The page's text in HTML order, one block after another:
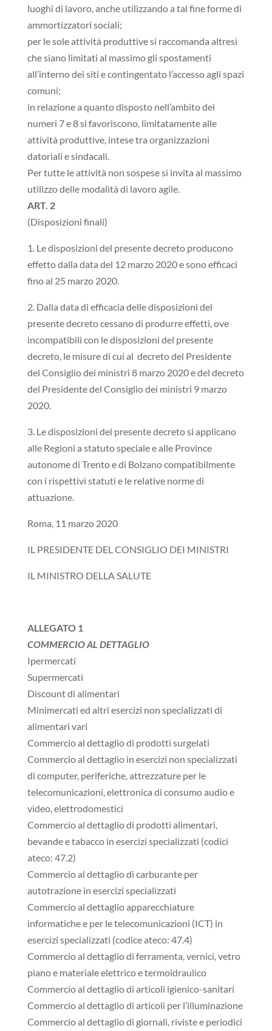
luoghi di lavoro, anche utilizzando a tal fine forme di
ammortizzatori sociali;
per le sole attività produttive si raccomanda altresì
che siano limitati al massimo gli spostamenti
all’interno dei siti e contingentato l’accesso agli spazi
comuni;
in relazione a quanto disposto nell’ambito dei
numeri 7 e 8 si favoriscono, limitatamente alle
attività produttive, intese tra organizzazioni
datoriali e sindacali.
Per tutte le attività non sospese si invita al massimo
utilizzo delle modalità di lavoro agile.
ART. 2
(Disposizioni finali)
1. Le disposizioni del presente decreto producono
effetto dalla data del 12 marzo 2020 e sono efficaci
fino al 25 marzo 2020.
2. Dalla data di efficacia delle disposizioni del
presente decreto cessano di produrre effetti, ove
incompatibili con le disposizioni del presente
decreto, le misure di cui al decreto del Presidente
del Consiglio dei ministri 8 marzo 2020 e del decreto
del Presidente del Consiglio dei ministri 9 marzo
2020.
3. Le disposizioni del presente decreto si applicano
alle Regioni a statuto speciale e alle Province
autonome di Trento e di Bolzano compatibilmente
con i rispettivi statuti e le relative norme di
attuazione.
Roma, 11 marzo 2020
IL PRESIDENTE DEL CONSIGLIO DEI MINISTRI
IL MINISTRO DELLA SALUTE
ALLEGATO 1
COMMERCIO AL DETTAGLIO
Ipermercati
Supermercati
Discount di alimentari
Minimercati ed altri esercizi non specializzati di
alimentari vari
Commercio al dettaglio di prodotti surgelati
Commercio al dettaglio in esercizi non specializzati
di computer, periferiche, attrezzature per le
telecomunicazioni, elettronica di consumo audio e
video, elettrodomestici
Commercio al dettaglio di prodotti alimentari,
bevande e tabacco in esercizi specializzati (codici
ateco: 47.2)
Commercio al dettaglio di carburante per
autotrazione in esercizi specializzati
Commercio al dettaglio apparecchiature
informatiche e per le telecomunicazioni (ICT) in
esercizi specializzati (codice ateco: 47.4)
Commercio al dettaglio di ferramenta, vernici, vetro
piano e materiale elettrico e termoidraulico
Commercio al dettaglio di articoli igienico-sanitari
Commercio al dettaglio di articoli per l’illuminazione
Commercio al dettaglio di giornali, riviste e periodici